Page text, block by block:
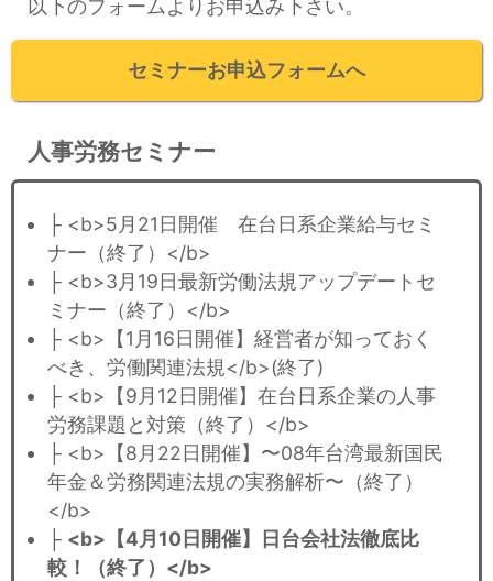
以下のフォームよりお申込み下さい。
セミナーお申込フォームへ
人事労務セミナー
├ <b>5月21日開催 在台日系企業給与セミ
ナー（終了）</b>
├ <b>3月19日最新労働法規アップデートセ
ミナー（終了）</b>
├ <b>【1月16日開催】経営者が知っておく
べき、労働関連法規</b>(終了)
├ <b>【9月12日開催】在台日系企業の人事
労務課題と対策（終了）</b>
├ <b>【8月22日開催】〜08年台湾最新国民
年金＆労務関連法規の実務解析〜（終了）
</b>
├ <b>【4月10日開催】日台会社法徹底比
較！（終了）</b>